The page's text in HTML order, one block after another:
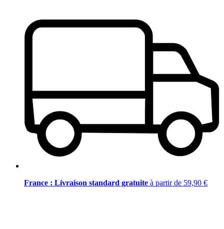
France : Livraison standard gratuite à partir de 59,90 €